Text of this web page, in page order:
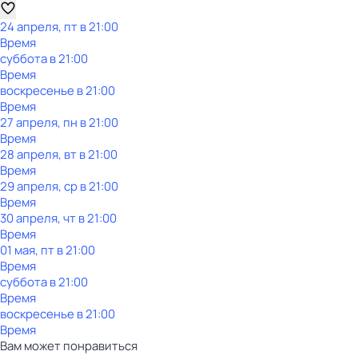
24 апреля, пт в 21:00
Время
субботав21:00
Время
воскресенье в21:00
Время
27 апреля, пн в 21:00
Время
28 апреля, вт в 21:00
Время
29 апреля, ср в 21:00
Время
30 апреля, чт в 21:00
Время
01 мая, пт в 21:00
Время
субботав21:00
Время
воскресенье в21:00
Время
Вам может понравиться